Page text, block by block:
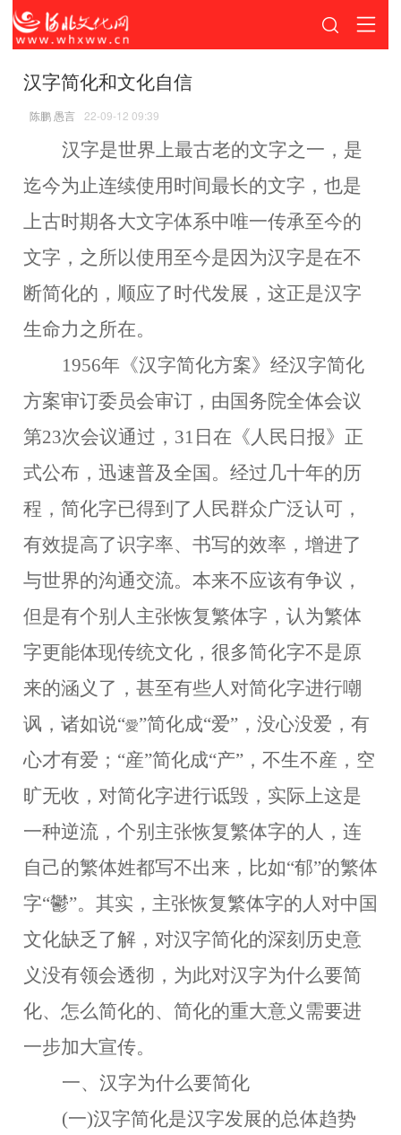
汉字简化和文化自信
陈鹏 愚言 22-09-12 09:39
汉字是世界上最古老的文字之一，是
迄今为止连续使用时间最长的文字，也是
上古时期各大文字体系中唯一传承至今的
文字，之所以使用至今是因为汉字是在不
断简化的，顺应了时代发展，这正是汉字
生命力之所在。
1956年《汉字简化方案》经汉字简化
方案审订委员会审订，由国务院全体会议
第23次会议通过，31日在《人民日报》正
式公布，迅速普及全国。经过几十年的历
程，简化字已得到了人民群众广泛认可，
有效提高了识字率、书写的效率 ，增进了
与世界的沟通交流。本来不应该有争议，
但是有个别人主张恢复繁体字，认为繁体
字更能体现传统文化，很多简化字不是原
来的涵义了，甚至有些人对简化字进行嘲
讽，诸如说“愛”简化成“爱”，没心没爱，有
心才有爱；“産”简化成“产”，不生不産，空
旷无收，对简化字进行诋毁，实际上这是
一种逆流，个别主张恢复繁体字的人，连
自己的繁体姓都写不出来，比如“郁”的繁体
字“鬱”。其实，主张恢复繁体字的人对中国
文化缺乏了解，对汉字简化的深刻历史意
义没有领会透彻，为此对汉字为什么要简
化、怎么简化的、简化的重大意义需要进
一步加大宣传。
一、汉字为什么要简化
(一)汉字简化是汉字发展的总体趋势